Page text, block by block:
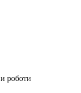
роботи